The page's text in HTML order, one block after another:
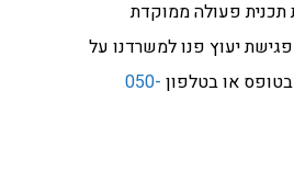
תכנית פעולה ממוקדת
יעוץ פנו למשרדנו על
בטופס או בטלפון 050-